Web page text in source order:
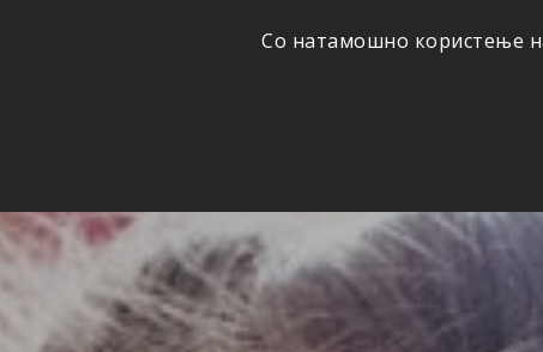
Со натамошно користење